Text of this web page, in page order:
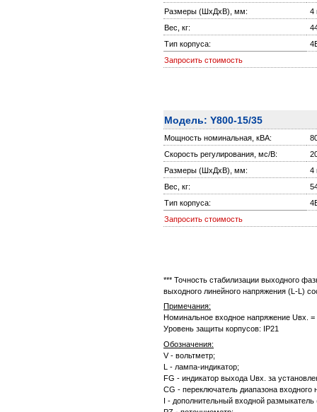
Размеры (ШxДxВ), мм:
4
Вес, кг:
Тип корпуса:
Запросить стоимость
Модель: Y800-15/35
Мощность номинальная, кВА:
Скорость регулирования, мс/В:
Размеры (ШxДxВ), мм:
4
Вес, кг:
Тип корпуса:
Запросить стоимость
*** Точность стабилизации выходного
выходного линейного напряжения (L-L)
Примечания:
Номинальное входное напряжение Uвх.
Уровень защиты корпусов: IP21
Обозначения:
V - вольтметр;
L - лампа-индикатор;
FG - индикатор выхода Uвх. за
CG - переключатель диапазона входного
I - дополнительный входной